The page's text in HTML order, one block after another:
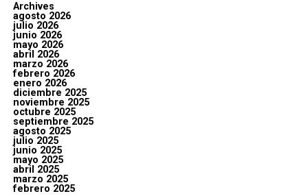
Archives
agosto 2026
julio 2026
junio 2026
mayo 2026
abril 2026
marzo 2026
febrero 2026
enero 2026
diciembre 2025
noviembre 2025
octubre 2025
septiembre 2025
agosto 2025
julio 2025
junio 2025
mayo 2025
abril 2025
marzo 2025
febrero 2025